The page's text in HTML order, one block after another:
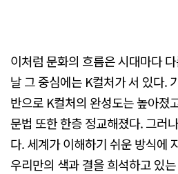
이처럼 문화의 흐름은 시대마다
날 그 중심에는 K컬처가 서 있다.
반으로 K컬처의 완성도는 높아졌
문법 또한 한층 정교해졌다. 그러
다. 세계가 이해하기 쉬운 방식에
우리만의 색과 결을 희석하고 있